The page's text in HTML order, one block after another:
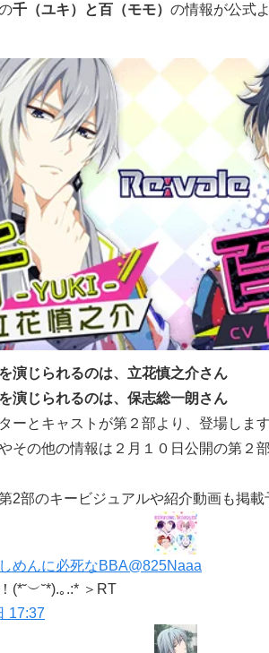
千（ユキ）と百（モモ） の情報が公式
演じられるのは、立花慎之介さん
演じられるのは、保志総一朗さん
ーとキャストが第２部より、登場します
その他の情報は ２月１０日公開の第２
2部のキービジュアルや紹介動画も掲載
めんに必死なBBA@825Naaa
(*˘︶˘*).｡.:* ＞RT
17:37